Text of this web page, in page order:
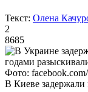
Текст: Олена
2
8685
Фото:
В Киеве задержали